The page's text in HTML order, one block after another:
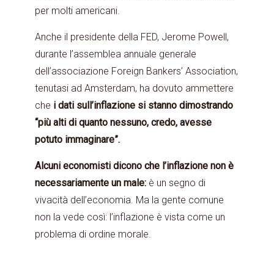
per molti americani.
Anche il presidente della FED, Jerome Powell,
durante l’assemblea annuale generale
dell’associazione Foreign Bankers’ Association,
tenutasi ad Amsterdam, ha dovuto ammettere
che i dati sull’inflazione si stanno dimostrando
“più alti di quanto nessuno, credo, avesse
potuto immaginare”.
Alcuni economisti dicono che l’inflazione non è
necessariamente un male: è un segno di
vivacità dell’economia. Ma la gente comune
non la vede così: l’inflazione è vista come un
problema di ordine morale.